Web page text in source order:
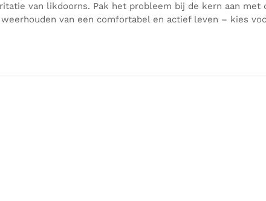
van likdoorns. Pak het probleem bij de kern aan met
van een comfortabel en actief leven – kies